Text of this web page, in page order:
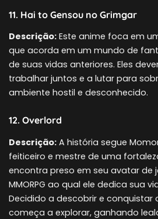
11. Hai to Gensou no Grimgar
Descrição: Este anime foca em
que acorda em um mundo de
de suas vidas anteriores. Eles
trabalhar juntos e a lutar para
ambiente hostil e desconhecido.
12. Overlord
Descrição: A história segue
feiticeiro e mestre de uma
encontra preso em seu avatar de
MMORPG ao qual ele dedica sua
Decidido a descobrir e conquistar
começa a explorar, ganhando